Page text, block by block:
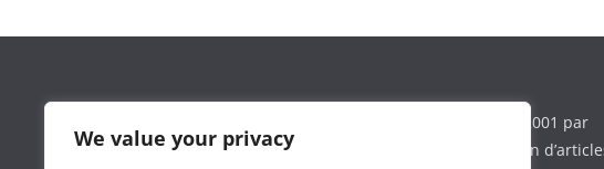
We value your privacy
Leguide.ma est un site d’information marocain crée en 2001 par
l’agence3wdev.ma dans le but de proposer une sélection